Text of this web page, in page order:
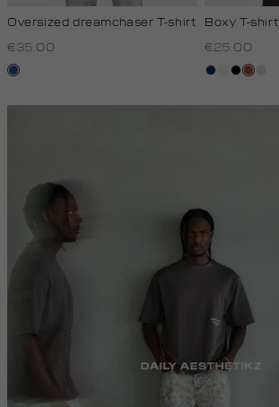
Oversized dreamchaser T-shirt
€35.00
kobaltblauw
Boxy T-shirt
€25.00
donkerblauw
wit,
white
zwart
bruin